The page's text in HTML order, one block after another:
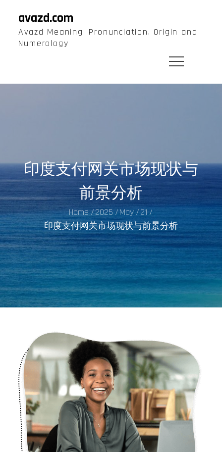
content
avazd.com
Avazd Meaning, Pronunciation, Origin and
Numerology
印度支付网关市场现状与
前景分析
Home 2025 May
21
印度支付网关市场现状与前景分析